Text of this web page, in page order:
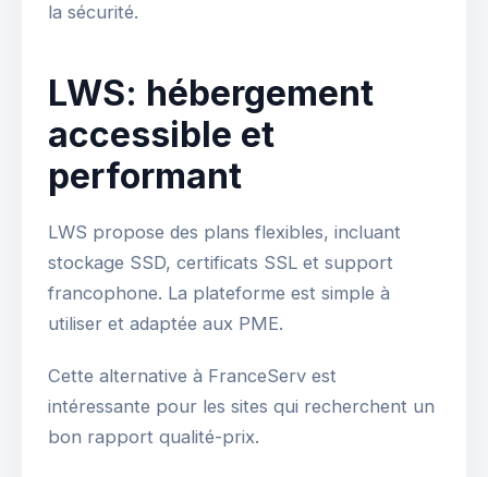
la sécurité.
LWS: hébergement
accessible et
performant
LWS propose des plans flexibles, incluant
stockage SSD, certificats SSL et support
francophone. La plateforme est simple à
utiliser et adaptée aux PME.
Cette alternative à FranceServ est
intéressante pour les sites qui recherchent un
bon rapport qualité-prix.